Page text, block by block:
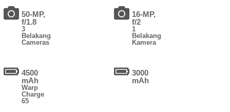
50-MP,
f/1.8
3
Belakang
Cameras
4500
mAh
Warp
Charge
65
16-MP,
f/2
1
Belakang
Kamera
3000
mAh